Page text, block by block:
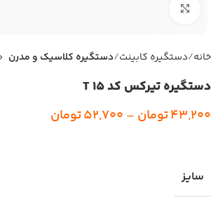
خانه دستگیره کابینت دستگیره کلاسیک و مدرن
دستگیره تیرکس کد T 15
43,200تومان –
52,700تومان
سایز